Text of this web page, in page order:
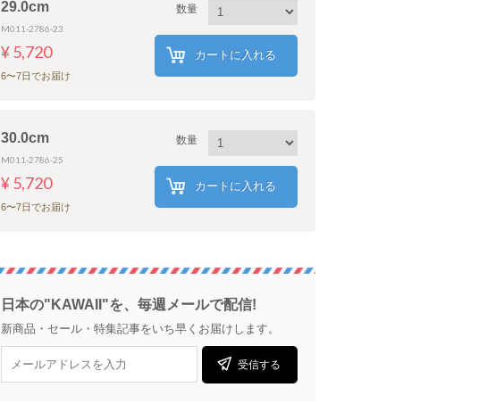
数量
カートに入れる
29.0cm
M011-2786-23
¥ 5,720
6〜7日でお届け
数量
カートに入れる
30.0cm
M011-2786-25
¥ 5,720
6〜7日でお届け
日本の"KAWAII"を、毎週メールで配信!
新商品・セール・特集記事をいち早くお届けします。
受信する